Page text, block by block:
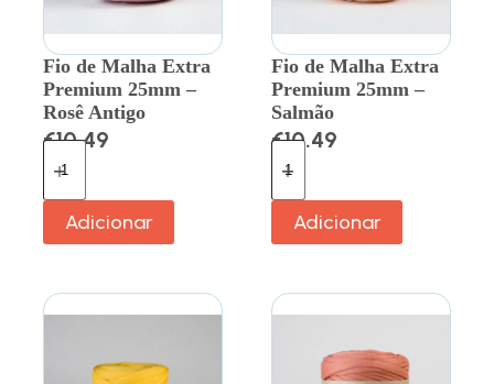
Fio de Malha Extra
Premium 25mm –
Rosê Antigo
€10.49
Adicionar
Fio de Malha Extra
Premium 25mm –
Salmão
€10.49
Adicionar